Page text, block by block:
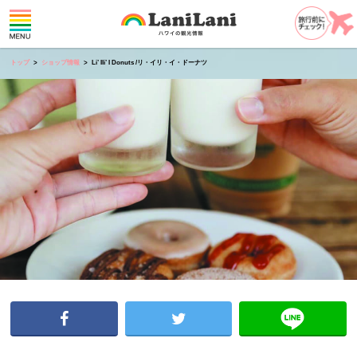
トップ ショップ情報 Li’ Ili’ I Donuts /リ・イリ・イ・ドーナツ